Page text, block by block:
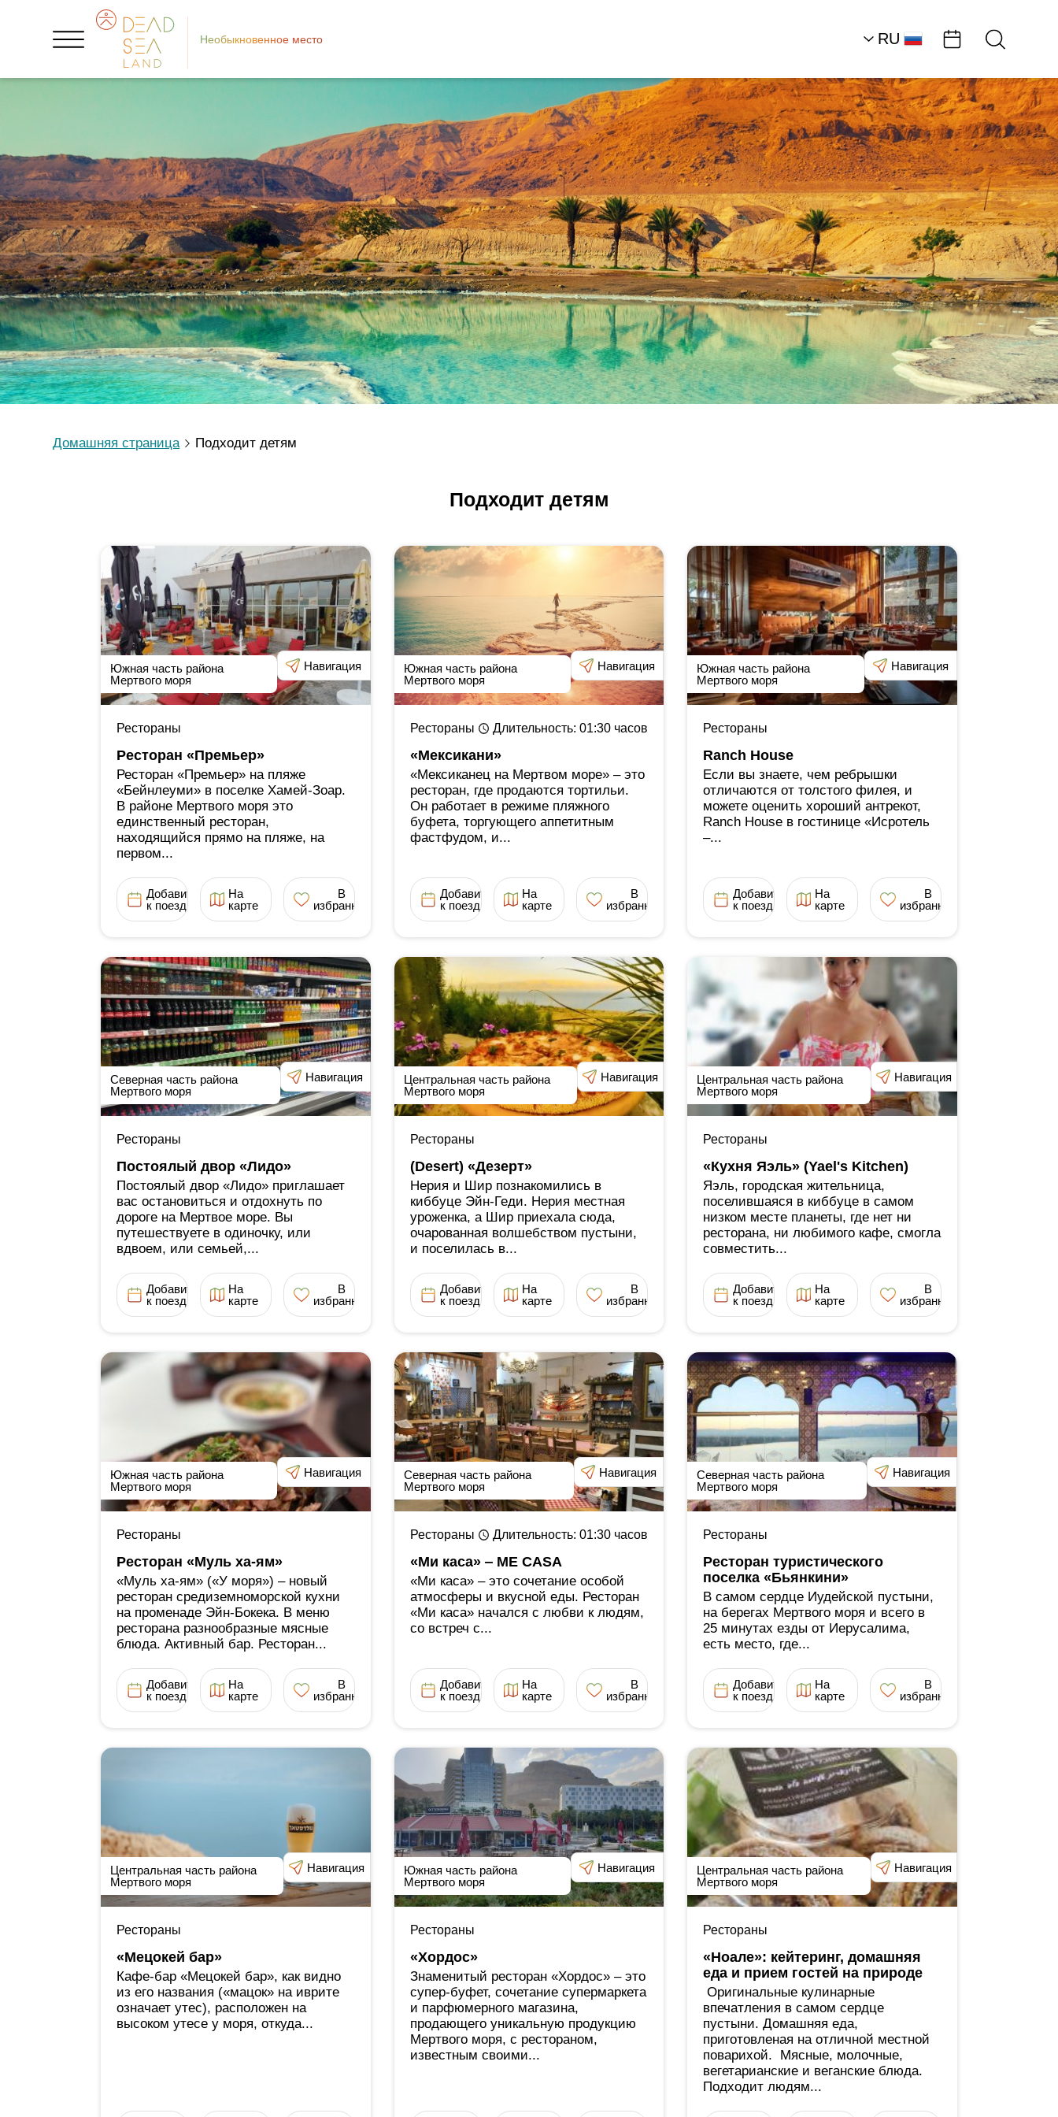
Необыкновенное место
RU
Домашняя страница Подходит детям
Подходит детям
Южная часть района
Мертвого моря
Навигация
Рестораны
Ресторан «Премьер»
Ресторан «Премьер» на пляже
«Бейнлеуми» в поселке Хамей-Зоар.
В районе Мертвого моря это
единственный ресторан,
находящийся прямо на пляже, на
первом...
Добавить
к поездке
На
карте
В
избранное
Южная часть района
Мертвого моря
Навигация
Рестораны Длительность: 01:30 часов
«Мексикани»
«Мексиканец на Мертвом море» ‒ это
ресторан, где продаются тортильи.
Он работает в режиме пляжного
буфета, торгующего аппетитным
фастфудом, и...
Добавить
к поездке
На
карте
В
избранное
Южная часть района
Мертвого моря
Навигация
Рестораны
Ranch House
Если вы знаете, чем ребрышки
отличаются от толстого филея, и
можете оценить хороший антрекот,
Ranch House в гостинице «Исротель
‒...
Добавить
к поездке
На
карте
В
избранное
Северная часть района
Мертвого моря
Навигация
Рестораны
Постоялый двор «Лидо»
Постоялый двор «Лидо» приглашает
вас остановиться и отдохнуть по
дороге на Мертвое море. Вы
путешествуете в одиночку, или
вдвоем, или семьей,...
Добавить
к поездке
На
карте
В
избранное
Центральная часть района
Мертвого моря
Навигация
Рестораны
(Desert) «Дезерт»
Нерия и Шир познакомились в
киббуце Эйн-Геди. Нерия местная
уроженка, а Шир приехала сюда,
очарованная волшебством пустыни,
и поселилась в...
Добавить
к поездке
На
карте
В
избранное
Центральная часть района
Мертвого моря
Навигация
Рестораны
«Кухня Яэль» (Yael's Kitchen)
Яэль, городская жительница,
поселившаяся в киббуце в самом
низком месте планеты, где нет ни
ресторана, ни любимого кафе, смогла
совместить...
Добавить
к поездке
На
карте
В
избранное
Южная часть района
Мертвого моря
Навигация
Рестораны
Ресторан «Муль ха-ям»
«Муль ха-ям» («У моря») ‒ новый
ресторан средиземноморской кухни
на променаде Эйн-Бокека. В меню
ресторана разнообразные мясные
блюда. Активный бар. Ресторан...
Добавить
к поездке
На
карте
В
избранное
Северная часть района
Мертвого моря
Навигация
Рестораны Длительность: 01:30 часов
«Ми каса» ‒ ME CASA
«Ми каса» ‒ это сочетание особой
атмосферы и вкусной еды. Ресторан
«Ми каса» начался с любви к людям,
со встреч с...
Добавить
к поездке
На
карте
В
избранное
Северная часть района
Мертвого моря
Навигация
Рестораны
Ресторан туристического
поселка «Бьянкини»
В самом сердце Иудейской пустыни,
на берегах Мертвого моря и всего в
25 минутах езды от Иерусалима,
есть место, где...
Добавить
к поездке
На
карте
В
избранное
Центральная часть района
Мертвого моря
Навигация
Рестораны
«Мецокей бар»
Кафе-бар «Мецокей бар», как видно
из его названия («мацок» на иврите
означает утес), расположен на
высоком утесе у моря, откуда...
Южная часть района
Мертвого моря
Навигация
Рестораны
«Хордос»
Знаменитый ресторан «Хордос» ‒ это
супер-буфет, сочетание супермаркета
и парфюмерного магазина,
продающего уникальную продукцию
Мертвого моря, с рестораном,
известным своими...
Центральная часть района
Мертвого моря
Навигация
Рестораны
«Ноале»: кейтеринг, домашняя
еда и прием гостей на природе
Оригинальные кулинарные
впечатления в самом сердце
пустыни. Домашняя еда,
приготовленая на отличной местной
поварихой. Мясные, молочные,
вегетарианские и веганские блюда.
Подходит людям...
Северная часть
Мертвого моря
Ambassadors
Велоспорт на
Мертвом…